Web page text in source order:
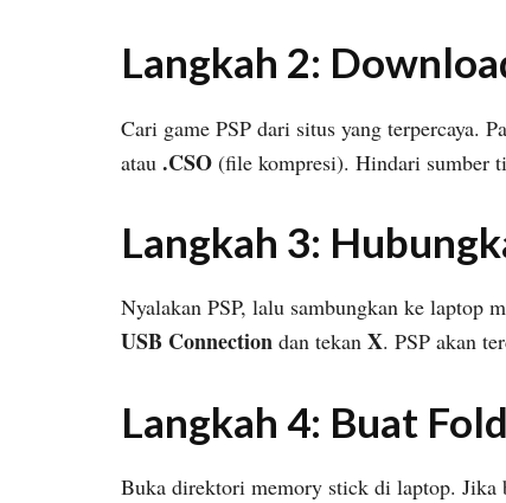
Langkah 2:
Cari game PSP dari situs yang terpercaya.
atau .CSO (file kompresi). Hindari sumber
Langkah 3:
Nyalakan PSP, lalu sambungkan ke laptop
USB Connection dan tekan X. PSP akan
Langkah 4: Buat
Buka direktori memory stick di laptop. Jika